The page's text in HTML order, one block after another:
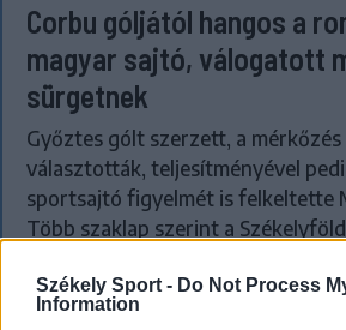
Székely Sport - Do Not Process
Information
Corbu góljától hangos a
magyar sajtó, válogatott
sürgetnek
Győztes gólt szerzett, a
választották, teljesítményével
sportsajtó figyelmét is felkeltette
Több szaklap szerint a
válogatott meghívóját.